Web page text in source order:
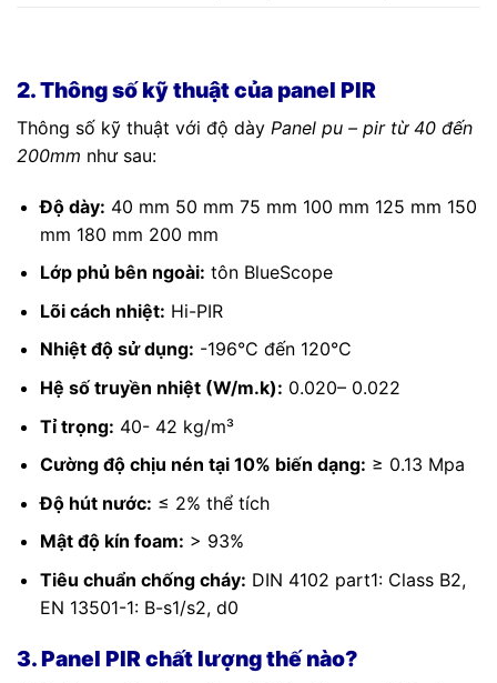
2. Thông số kỹ thuật của panel PIR
Thông số kỹ thuật với độ dày Panel pu – pir từ 40 đến
200mm như sau:
Độ dày: 40 mm 50 mm 75 mm 100 mm 125 mm 150
mm 180 mm 200 mm
Lớp phủ bên ngoài: tôn BlueScope
Lõi cách nhiệt: Hi-PIR
Nhiệt độ sử dụng: -196°C đến 120°C
Hệ số truyền nhiệt (W/m.k): 0.020– 0.022
Tỉ trọng: 40- 42 kg/m³
Cường độ chịu nén tại 10% biến dạng: ≥ 0.13 Mpa
Độ hút nước: ≤ 2% thể tích
Mật độ kín foam: > 93%
Tiêu chuẩn chống cháy: DIN 4102 part1: Class B2,
EN 13501-1: B-s1/s2, d0
3. Panel PIR chất lượng thế nào?